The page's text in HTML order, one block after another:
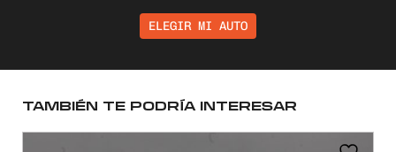
ELEGIR MI AUTO
TAMBIÉN TE PODRÍA INTERESAR